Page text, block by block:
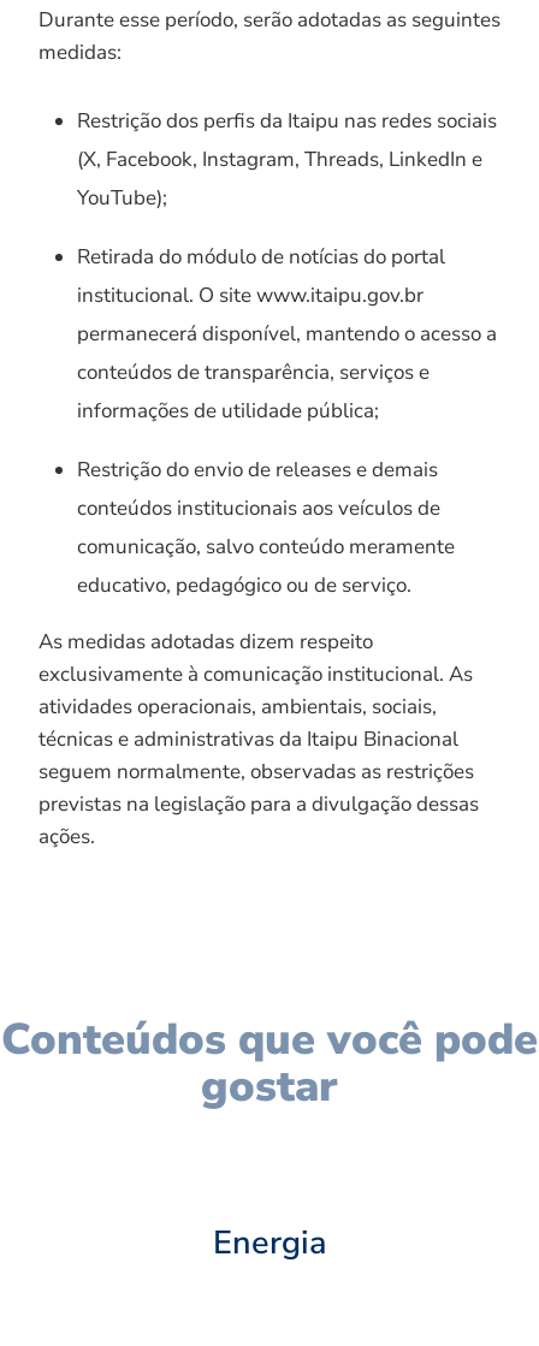
Durante esse período, serão adotadas as seguintes
medidas:
Restrição dos perfis da Itaipu nas redes sociais
(X, Facebook, Instagram, Threads, LinkedIn e
YouTube);
Retirada do módulo de notícias do portal
institucional. O site www.itaipu.gov.br
permanecerá disponível, mantendo o acesso a
conteúdos de transparência, serviços e
informações de utilidade pública;
Restrição do envio de releases e demais
conteúdos institucionais aos veículos de
comunicação, salvo conteúdo meramente
educativo, pedagógico ou de serviço.
As medidas adotadas dizem respeito
exclusivamente à comunicação institucional. As
atividades operacionais, ambientais, sociais,
técnicas e administrativas da Itaipu Binacional
seguem normalmente, observadas as restrições
previstas na legislação para a divulgação dessas
ações.
Conteúdos que você pode
gostar
Energia